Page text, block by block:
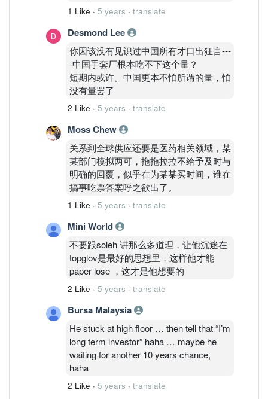
1 Like · 5 years · translate
Desmond Lee
你因该没有见识过中国所有才口出狂言---
-中国手套厂根本吃不下这个量？
短期内或许。中国更本不怕所谓的量，怕
没有量罢了
2 Like · 5 years · translate
Moss Chew
关系到全球供应还要是医药相关领域，某
某部门模拟两可，拖拖拉拉不给予及时与
明确的回覆，似乎在为某某买时间，谁在
搞事吃票答案呼之欲出了。
1 Like · 5 years · translate
Mini World
不要跟soleh 讲那么多道理，让他沉迷在
topglov是最好的思想里，这样他才能
paper lose ，这才是他想要的
2 Like · 5 years · translate
Bursa Malaysia
He stuck at high floor … then tell that “I’m
long term investor” haha … maybe he
waiting for another 10 years chance,
haha
2 Like · 5 years · translate